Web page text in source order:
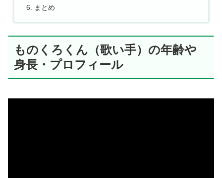
まとめ
ものくろくん（歌い手）の年齢や
身長・プロフィール